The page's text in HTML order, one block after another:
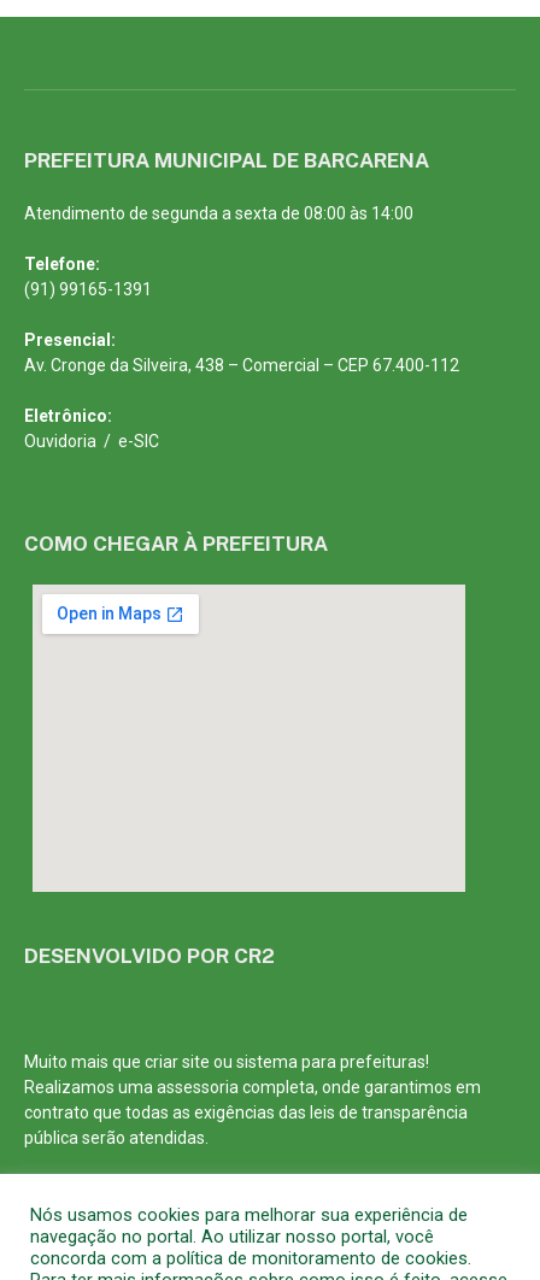
PREFEITURA MUNICIPAL DE BARCARENA
Atendimento de segunda a sexta de 08:00 às 14:00
Telefone:
(91) 99165-1391
Presencial:
Av. Cronge da Silveira, 438 – Comercial – CEP 67.400-112
Eletrônico:
Ouvidoria / e-SIC
COMO CHEGAR À PREFEITURA
DESENVOLVIDO POR CR2
Muito mais que criar site ou sistema para prefeituras!
Realizamos umaassessoriacompleta, onde garantimos em
contrato que todas as exigências das leis de transparência
públicaserão atendidas.
Nós usamos cookies para melhorar sua experiência de
navegação no portal. Ao utilizar nosso portal, você
concorda com a política de monitoramento de cookies.